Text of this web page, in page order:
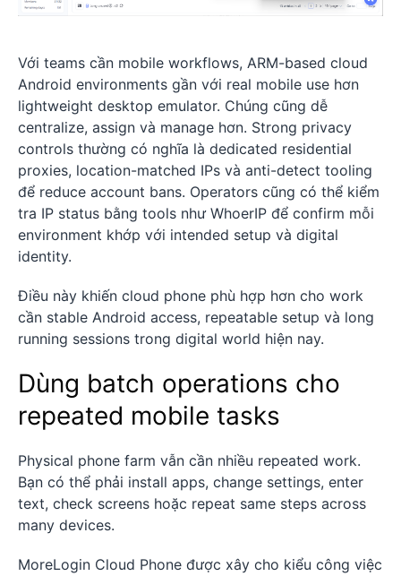
Với teams cần mobile workflows, ARM-based cloud
Android environments gần với real mobile use hơn
lightweight desktop emulator. Chúng cũng dễ
centralize, assign và manage hơn. Strong privacy
controls thường có nghĩa là dedicated residential
proxies, location-matched IPs và anti-detect tooling
để reduce account bans. Operators cũng có thể kiểm
tra IP status bằng tools như WhoerIP để confirm mỗi
environment khớp với intended setup và digital
identity.
Điều này khiến cloud phone phù hợp hơn cho work
cần stable Android access, repeatable setup và long
running sessions trong digital world hiện nay.
Dùng batch operations cho
repeated mobile tasks
Physical phone farm vẫn cần nhiều repeated work.
Bạn có thể phải install apps, change settings, enter
text, check screens hoặc repeat same steps across
many devices.
MoreLogin Cloud Phone được xây cho kiểu công việc